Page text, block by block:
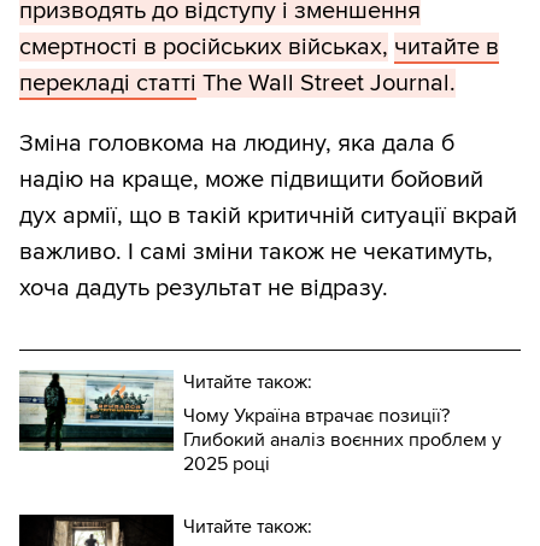
призводять до відступу і зменшення
смертності в російських військах, читайте в
перекладі статті The Wall Street Journal.
Зміна головкома на людину, яка дала б
надію на краще, може підвищити бойовий
дух армії, що в такій критичній ситуації вкрай
важливо. І самі зміни також не чекатимуть,
хоча дадуть результат не відразу.
Читайте також:
Чому Україна втрачає позиції?
Глибокий аналіз воєнних проблем у
2025 році
Читайте також: